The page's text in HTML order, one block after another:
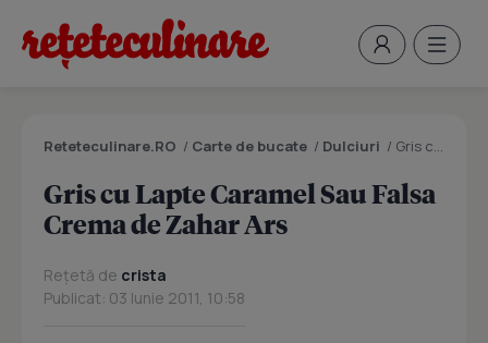
Reteteculinare.RO / Carte de bucate / Dulciuri / Gris cu Lapte Caramel Sau Falsa Crema de Zahar Ars
Gris cu Lapte Caramel Sau Falsa
Crema de Zahar Ars
Rețetă de crista
Publicat: 03 Iunie 2011, 10:58